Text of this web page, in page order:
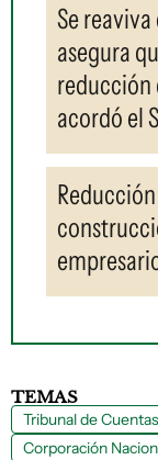
Se
asegura
reducción
acordó el
TEMAS
Tribunal de Cuentas
Corporación